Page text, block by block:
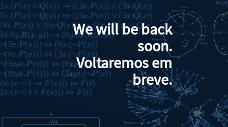
We will be back
soon.
Voltaremos em
breve.